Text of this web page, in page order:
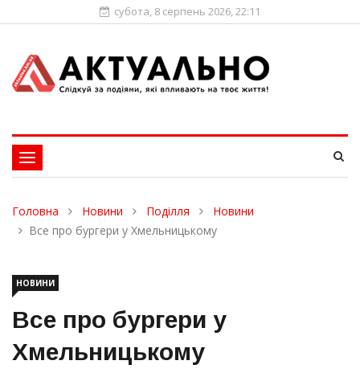
субота, 8 серпень 2026, 22:11
Toggle
navigation
Головна Новини Поділля
Новини
Все про бургери у Хмельницькому
НОВИНИ
Все про бургери у
Хмельницькому